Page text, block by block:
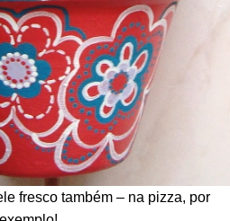
fresco também – na pizza, por